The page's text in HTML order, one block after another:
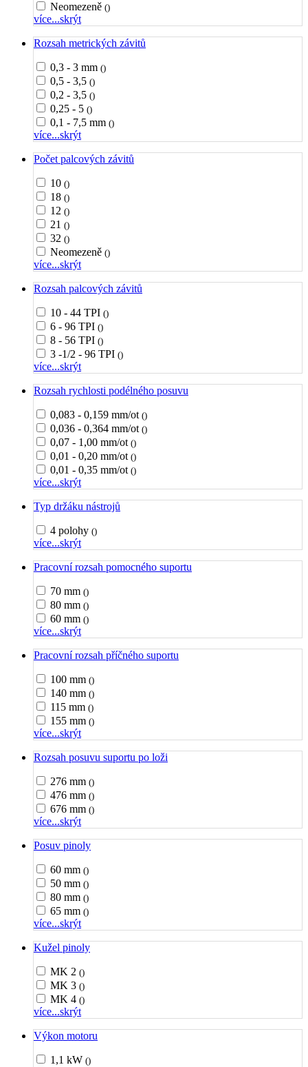
Neomezeně ()
více...skrýt
Rozsah metrických závitů
0,3 - 3 mm ()
0,5 - 3,5 ()
0,2 - 3,5 ()
0,25 - 5 ()
0,1 - 7,5 mm ()
více...skrýt
Počet palcových závitů
10 ()
18 ()
12 ()
21 ()
32 ()
Neomezeně ()
více...skrýt
Rozsah palcových závitů
10 - 44 TPI ()
6 - 96 TPI ()
8 - 56 TPI ()
3 -1/2 - 96 TPI ()
více...skrýt
Rozsah rychlosti podélného posuvu
0,083 - 0,159 mm/ot ()
0,036 - 0,364 mm/ot ()
0,07 - 1,00 mm/ot ()
0,01 - 0,20 mm/ot ()
0,01 - 0,35 mm/ot ()
více...skrýt
Typ držáku nástrojů
4 polohy ()
více...skrýt
Pracovní rozsah pomocného suportu
70 mm ()
80 mm ()
60 mm ()
více...skrýt
Pracovní rozsah příčného suportu
100 mm ()
140 mm ()
115 mm ()
155 mm ()
více...skrýt
Rozsah posuvu suportu po loži
276 mm ()
476 mm ()
676 mm ()
více...skrýt
Posuv pinoly
60 mm ()
50 mm ()
80 mm ()
65 mm ()
více...skrýt
Kužel pinoly
MK 2 ()
MK 3 ()
MK 4 ()
více...skrýt
Výkon motoru
1,1 kW ()